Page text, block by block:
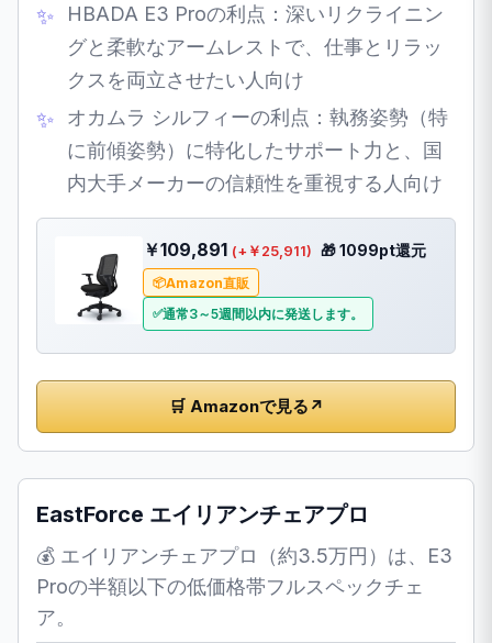
HBADA E3 Proの利点：深いリクライニン
グと柔軟なアームレストで、仕事とリラッ
クスを両立させたい人向け
オカムラ シルフィーの利点：執務姿勢（特
に前傾姿勢）に特化したサポート力と、国
内大手メーカーの信頼性を重視する人向け
￥109,891 (+￥25,911) 🎁 1099pt還元
Amazon直販
通常3～5週間以内に発送します。
🛒 Amazonで見る ↗
EastForce エイリアンチェアプロ
💰 エイリアンチェアプロ（約3.5万円）は、E3
Proの半額以下の低価格帯フルスペックチェ
ア。